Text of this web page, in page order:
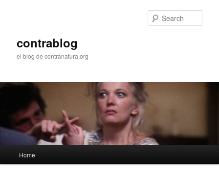
contrablog
el blog de contranatura.org
Home